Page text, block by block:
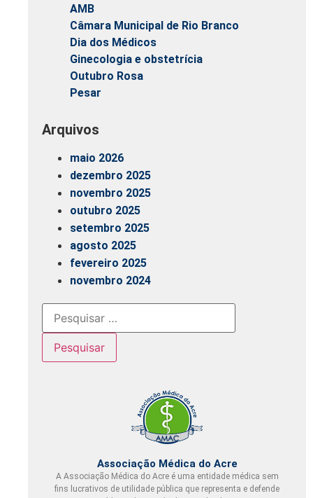
AMB
Câmara Municipal de Rio Branco
Dia dos Médicos
Ginecologia e obstetrícia
Outubro Rosa
Pesar
Arquivos
maio 2026
dezembro 2025
novembro 2025
outubro 2025
setembro 2025
agosto 2025
fevereiro 2025
novembro 2024
Associação Médica do Acre
A Associação Médica do Acre é uma entidade médica sem
fins lucrativos de utilidade pública que representa e defende